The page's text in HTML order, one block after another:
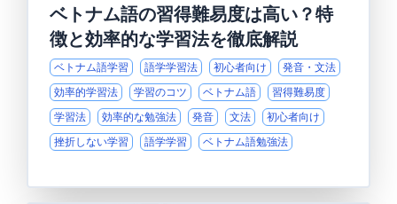
ベトナム語の習得難易度は高い？特
徴と効率的な学習法を徹底解説
ベトナム語学習 語学学習法 初心者向け
発音・文法
効率的学習法
学習のコツ ベトナム語
習得難易度
学習法
効率的な勉強法 発音 文法
初心者向け
挫折しない学習
語学学習 ベトナム語勉強法